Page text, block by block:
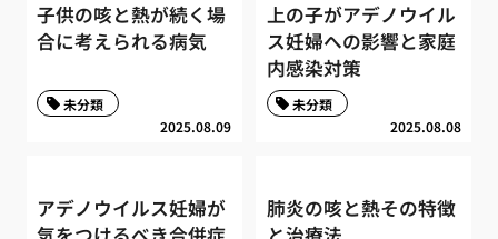
子供の咳と熱が続く場
合に考えられる病気
2025.08.09
未分類
上の子がアデノウイル
ス妊婦への影響と家庭
内感染対策
2025.08.08
未分類
アデノウイルス妊婦が
肺炎の咳と熱その特徴